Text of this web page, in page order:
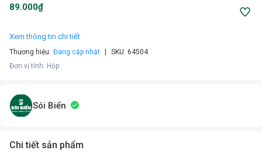
89.000₫
Xem thông tin chi tiết
Thương hiệu: Đang cập nhật SKU: 64504
Đơn vị tính: Hộp
Sói Biển
Chi tiết sản phẩm